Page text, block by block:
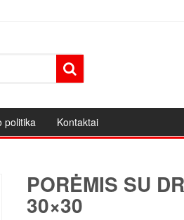
politika Kontaktai
PORĖMIS SU
30×30